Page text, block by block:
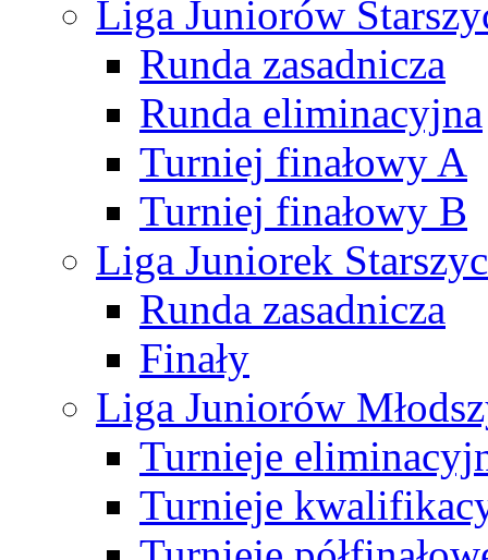
Liga Juniorów
Runda zasadnicza
Runda eliminacyjna
Turniej finałowy A
Turniej finałowy B
Liga Juniorek
Runda zasadnicza
Finały
Liga Juniorów
Turnieje
Turnieje